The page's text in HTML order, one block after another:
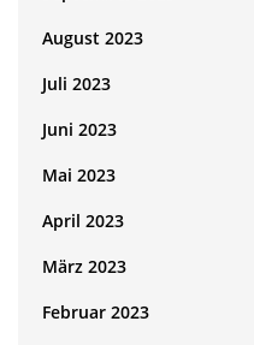
August 2023
Juli 2023
Juni 2023
Mai 2023
April 2023
März 2023
Februar 2023